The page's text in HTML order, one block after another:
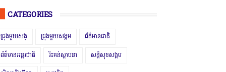
CATEGORIES
ជ្រុងមួយសង្ ជ្រុងមួយសង្គម ព័ត៌មានជាតិ
ព័ត៌មានអន្តរជាតិ រិះគន់ស្ថាបនា សន្តិសុខសង្គម